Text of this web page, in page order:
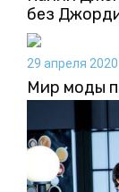
без
29 апреля 2020
Мир моды